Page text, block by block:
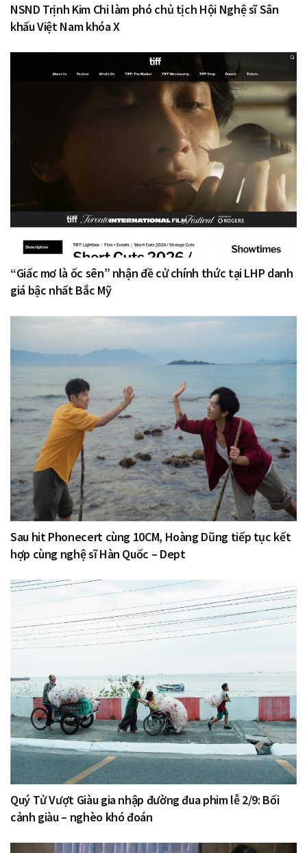
NSND Trịnh Kim Chi làm phó chủ tịch Hội Nghệ sĩ Sân
khấu Việt Nam khóa X
“Giấc mơ là ốc sên” nhận đề cử chính thức tại LHP danh
giá bậc nhất Bắc Mỹ
Sau hit Phonecert cùng 10CM, Hoàng Dũng tiếp tục kết
hợp cùng nghệ sĩ Hàn Quốc – Dept
Quý Tử Vượt Giàu gia nhập đường đua phim lễ 2/9: Bối
cảnh giàu – nghèo khó đoán